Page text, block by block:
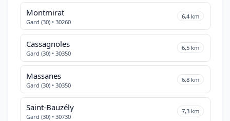
Montmirat
Gard (30) • 30260
6,4 km
Cassagnoles
Gard (30) • 30350
6,5 km
Massanes
Gard (30) • 30350
6,8 km
Saint-Bauzély
Gard (30) • 30730
7,3 km